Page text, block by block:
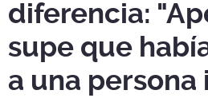
diferencia:
supe que
a una persona